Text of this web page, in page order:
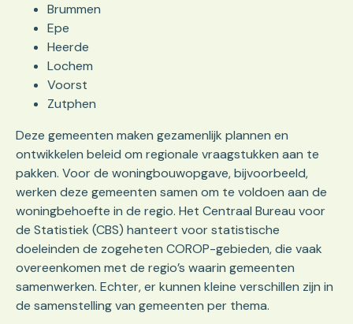
Brummen
Epe
Heerde
Lochem
Voorst
Zutphen
Deze gemeenten maken gezamenlijk plannen en
ontwikkelen beleid om regionale vraagstukken aan te
pakken. Voor de woningbouwopgave, bijvoorbeeld,
werken deze gemeenten samen om te voldoen aan de
woningbehoefte in de regio. Het Centraal Bureau voor
de Statistiek (CBS) hanteert voor statistische
doeleinden de zogeheten COROP-gebieden, die vaak
overeenkomen met de regio’s waarin gemeenten
samenwerken. Echter, er kunnen kleine verschillen zijn in
de samenstelling van gemeenten per thema.